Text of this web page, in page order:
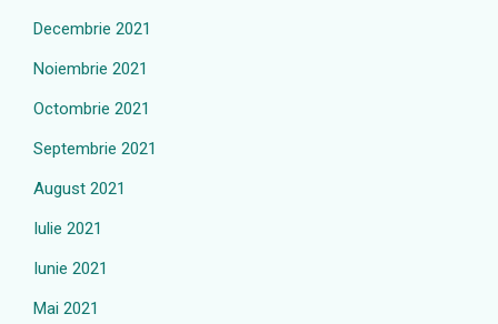
Decembrie 2021
Noiembrie 2021
Octombrie 2021
Septembrie 2021
August 2021
Iulie 2021
Iunie 2021
Mai 2021